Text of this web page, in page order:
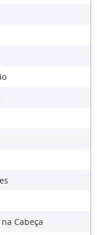
Cabeça